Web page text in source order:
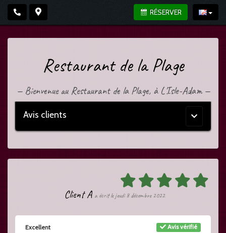
RÉSERVER
Restaurant de la Plage
—Bienvenue au Restaurant de la Plage, à L'Isle-Adam —
Menu
principal
Avis clients
Client A a écrit le jeudi 8 décembre 2022
Avis vérifié
Excellent